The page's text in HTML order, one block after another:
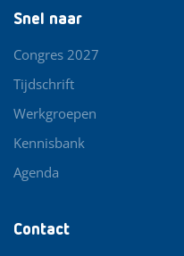
Contact
Snel naar
Congres 2027
Tijdschrift
Werkgroepen
Kennisbank
Agenda